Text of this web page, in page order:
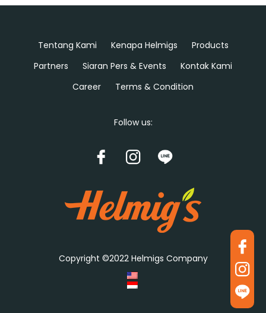
Tentang Kami Kenapa Helmigs
Products
Partners
Siaran Pers & Events
Kontak Kami
Career
Terms & Condition
Follow us:
Copyright ©2022 Helmigs Company